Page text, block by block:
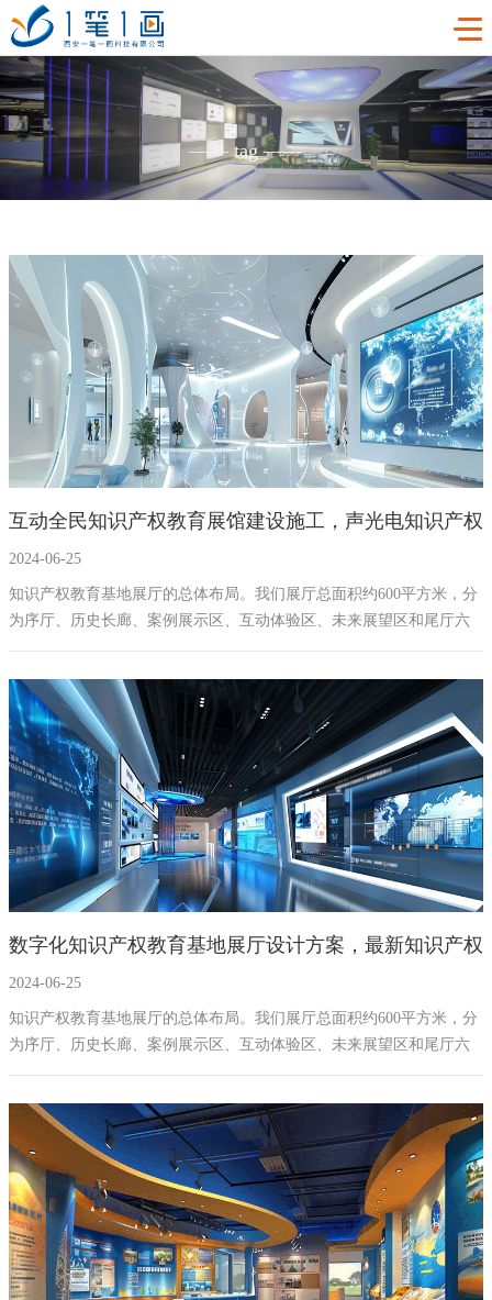
首页
工程案例
廉政警示展厅
法治教育基地
禁毒教育基地
红色党建教育基地
VR虚拟现实
AR增强现实
触控一体机
创新展项
互动投影
数字沙盘
新闻中心
公司新闻
展厅资讯
常见问题
关于我们
企业简介
企业文化
荣誉资质
加入我们
合作代理
诚聘精英
联系我们
联系我们
—— tag ——
互动全民知识产权教育展馆建设施工，声光电知识产权
教育基地展厅设计拟方案
2024-06-25
知识产权教育基地展厅的总体布局。我们展厅总面积约600平方米，分
为序厅、历史长廊、案例展示区、互动体验区、未来展望区和尾厅六
大展区。每个展区都有其独特的主题和展示内容。我们的参观路线设
数字化知识产权教育基地展厅设计方案，最新知识产权
展厅建设方案拟案例
2024-06-25
知识产权教育基地展厅的总体布局。我们展厅总面积约600平方米，分
为序厅、历史长廊、案例展示区、互动体验区、未来展望区和尾厅六
大展区。每个展区都有其独特的主题和展示内容。我们的参观路线设